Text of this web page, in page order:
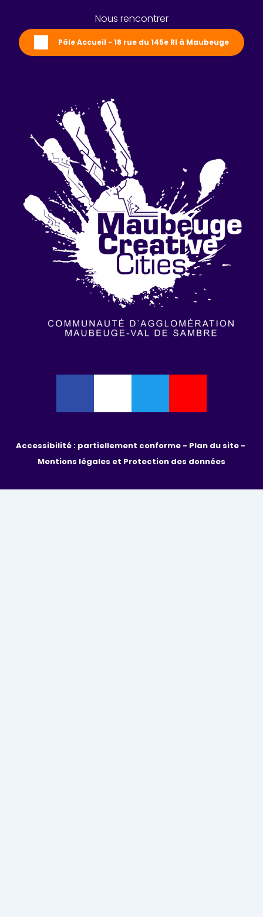
Nous rencontrer
Pôle Accueil - 18 rue du 145e RI à Maubeuge
Accessibilité : partiellement conforme -
Mentions légales et Protection des données